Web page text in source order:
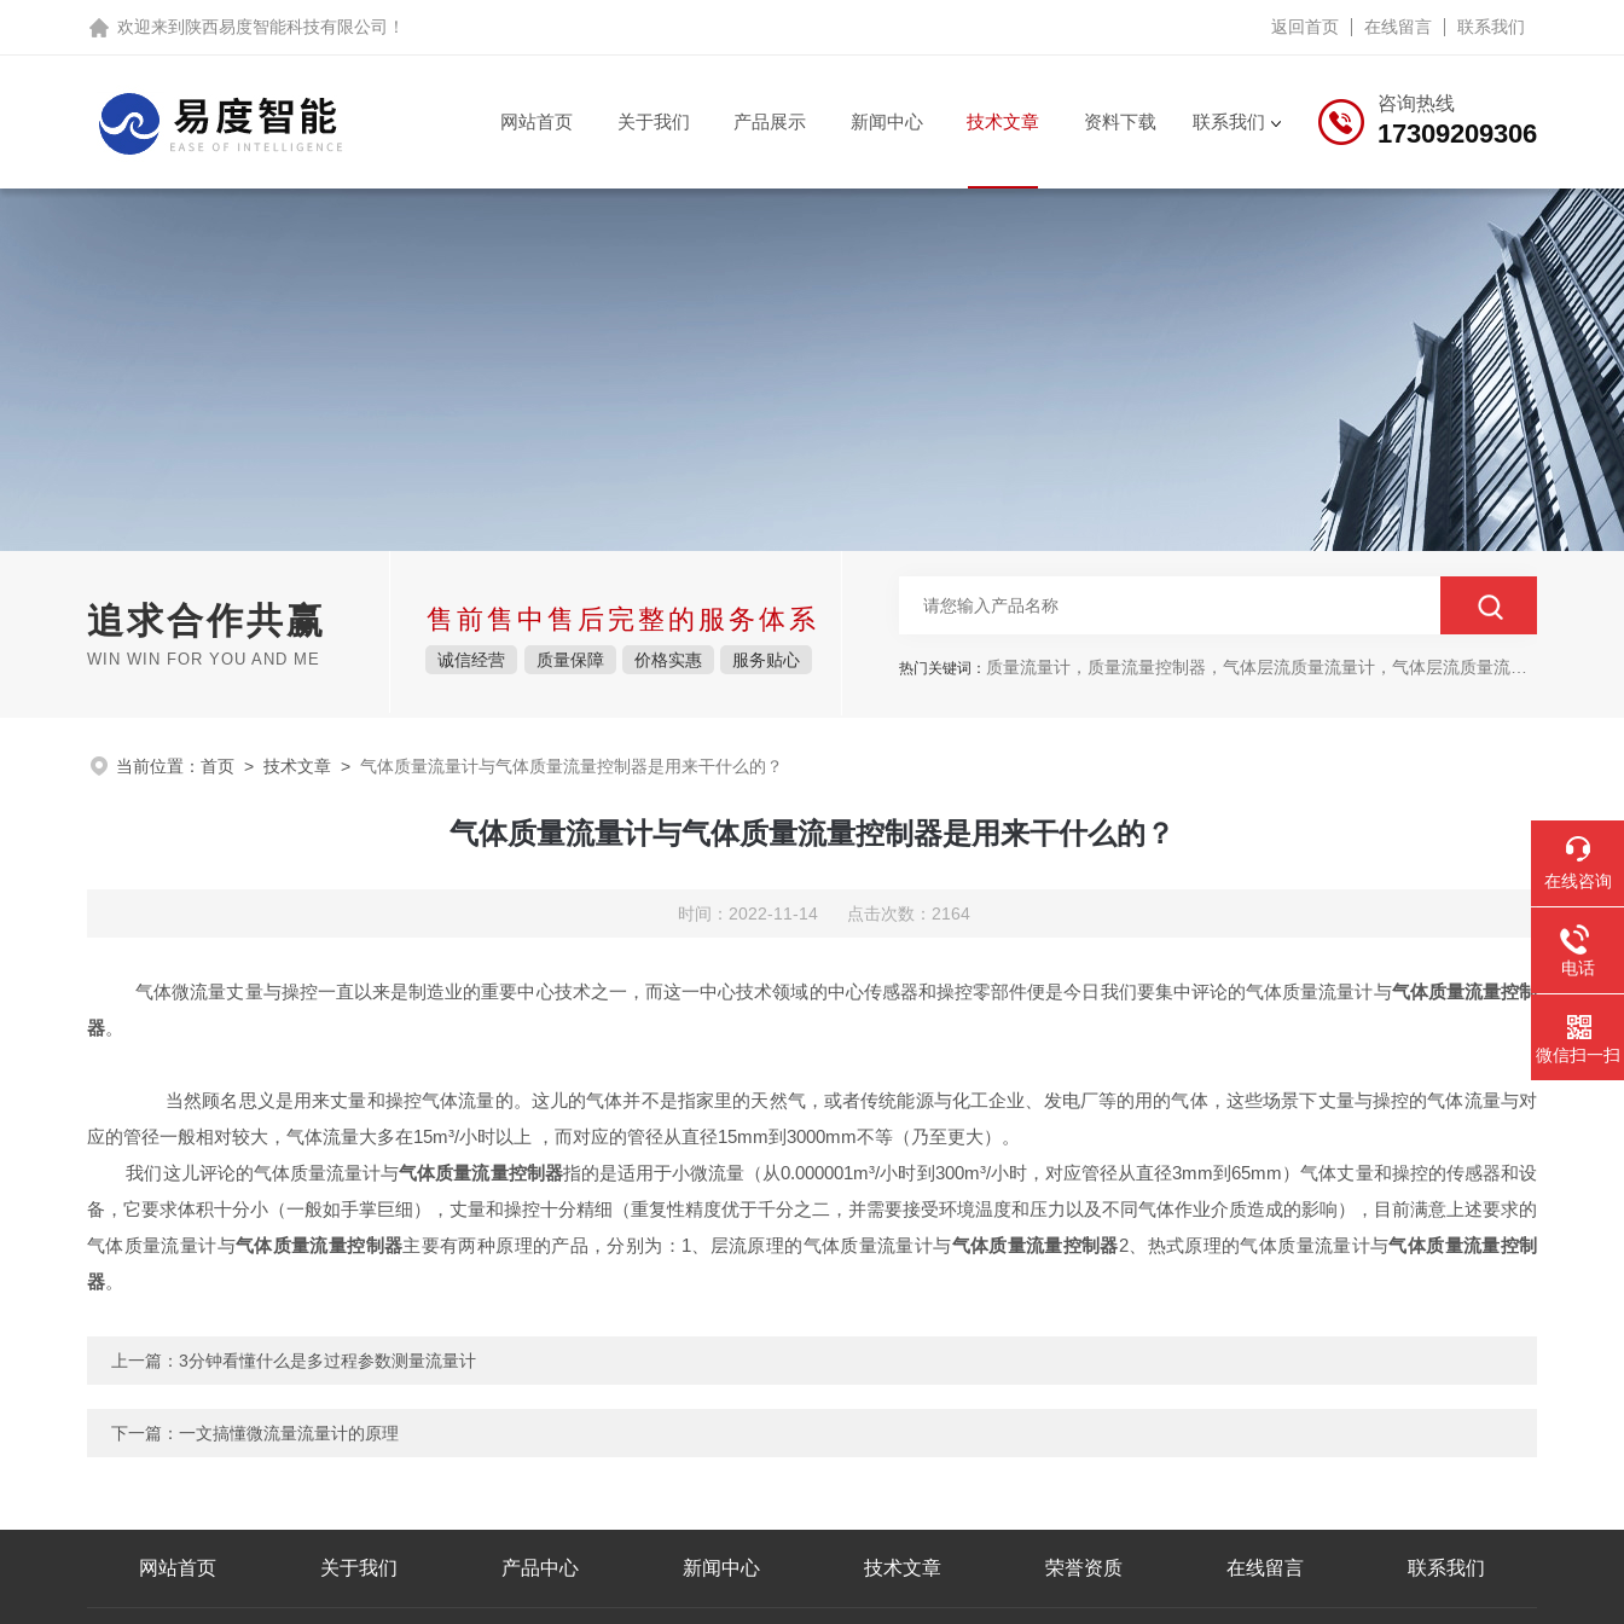
欢迎来到 陕西易度智能科技有限公司 ！ 返回首页 在线留言 联系我们
咨询热线
17309209306
网站首页 关于我们 产品展示 新闻中心 技术文章 资料下载 联系我们
追求合作共赢
WIN WIN FOR YOU AND ME
售前售中售后完整的服务体系
诚信经营 质量保障 价格实惠 服务贴心 热门关键词： 质量流量计，质量流量控制器，气体层流质量流量计，气体层流质量流量控制器
当前位置： 首页 > 技术文章 > 气体质量流量计与气体质量流量控制器是用来干什么的？
气体质量流量计与气体质量流量控制器是用来干什么的？
时间：2022-11-14 点击次数：2164
气体微流量丈量与操控一直以来是制造业的重要中心技术之一，而这一中心技术领域的中心传感器和操控零部件便是今日我们要集中评论的气体质量流量计与气体质量流量控制
器。
当然顾名思义是用来丈量和操控气体流量的。这儿的气体并不是指家里的天然气，或者传统能源与化工企业、发电厂等的用的气体，这些场景下丈量与操控的气体流量与对
应的管径一般相对较大，气体流量大多在15m³/小时以上 ，而对应的管径从直径15mm到3000mm不等（乃至更大）。
我们这儿评论的气体质量流量计与气体质量流量控制器指的是适用于小微流量（从0.000001m³/小时到300m³/小时，对应管径从直径3mm到65mm）气体丈量和操控的传感器和设
备，它要求体积十分小（一般如手掌巨细），丈量和操控十分精细（重复性精度优于千分之二，并需要接受环境温度和压力以及不同气体作业介质造成的影响），目前满意上述要求的
气体质量流量计与气体质量流量控制器主要有两种原理的产品，分别为：1、层流原理的气体质量流量计与气体质量流量控制器2、热式原理的气体质量流量计与气体质量流量控制
器。
上一篇： 3分钟看懂什么是多过程参数测量流量计
下一篇： 一文搞懂微流量流量计的原理
网站首页 关于我们 产品中心 新闻中心 技术文章 荣誉资质 在线留言 联系我们
在线咨询
电话
微信扫一扫